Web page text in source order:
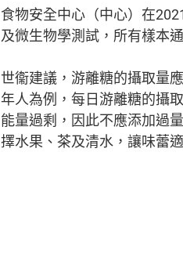
食物安全中心（中心）在
及微生物學測試，所有樣本
世衞建議，游離糖的攝取量
年人為例，每日游離糖的攝
能量過剩，因此不應添加過
擇水果、茶及清水，讓味蕾